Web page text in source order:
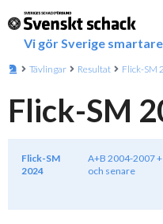
Vi gör Sverige smartare
Tävlingar Resultat Flick-SM
Flick-SM
Flick-SM
2024
A+B 2004-2007
och senare